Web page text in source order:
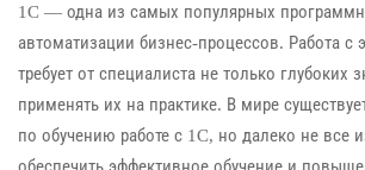
1C — одна из самых популярных
автоматизации бизнес-процессов. Работа с
требует от специалиста не только глубоких
применять их на практике. В мире
по обучению работе с 1C, но далеко не все
обеспечить эффективное обучение и